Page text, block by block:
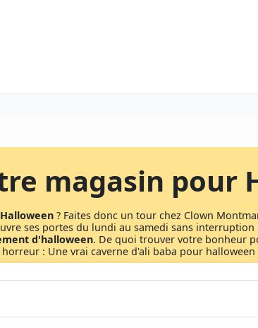
magasin pour
? Faites donc un tour chez Clown
ses portes du lundi au samedi sans
d'halloween. De quoi trouver votre bonheur
: Une vrai caverne d'ali baba pour